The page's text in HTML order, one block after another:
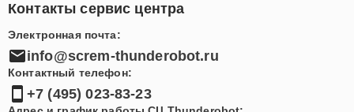
Контакты сервис центра
Электронная почта:
info@screm-thunderobot.ru
Контактный телефон:
+7 (495) 023-83-23